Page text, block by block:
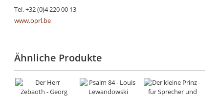
Tel. +32 (0)4 220 00 13
www.oprl.be
Ähnliche Produkte